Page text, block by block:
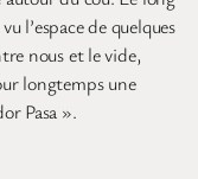
l’espace de quelques
nous et le vide,
longtemps une
Pasa ».